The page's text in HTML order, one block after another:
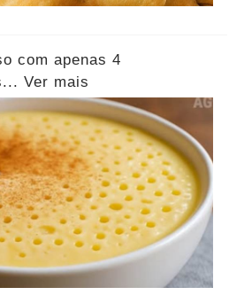
com apenas 4
Ver mais